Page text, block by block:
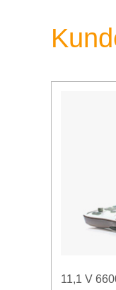
11,1 V